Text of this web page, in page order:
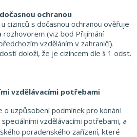
ochranou
cizinců s dočasnou ochranou ověřuje
rozhovorem (viz bod Přijímání
vzděláním v zahraničí).
doloží, že je cizincem dle § 1 odst.
vzdělávacími potřebami
o uzpůsobení podmínek pro konání
vzdělávacími potřebami, a
poradenského zařízení, které